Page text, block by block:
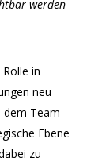
werden
in
neu
dem Team
Ebene
zu